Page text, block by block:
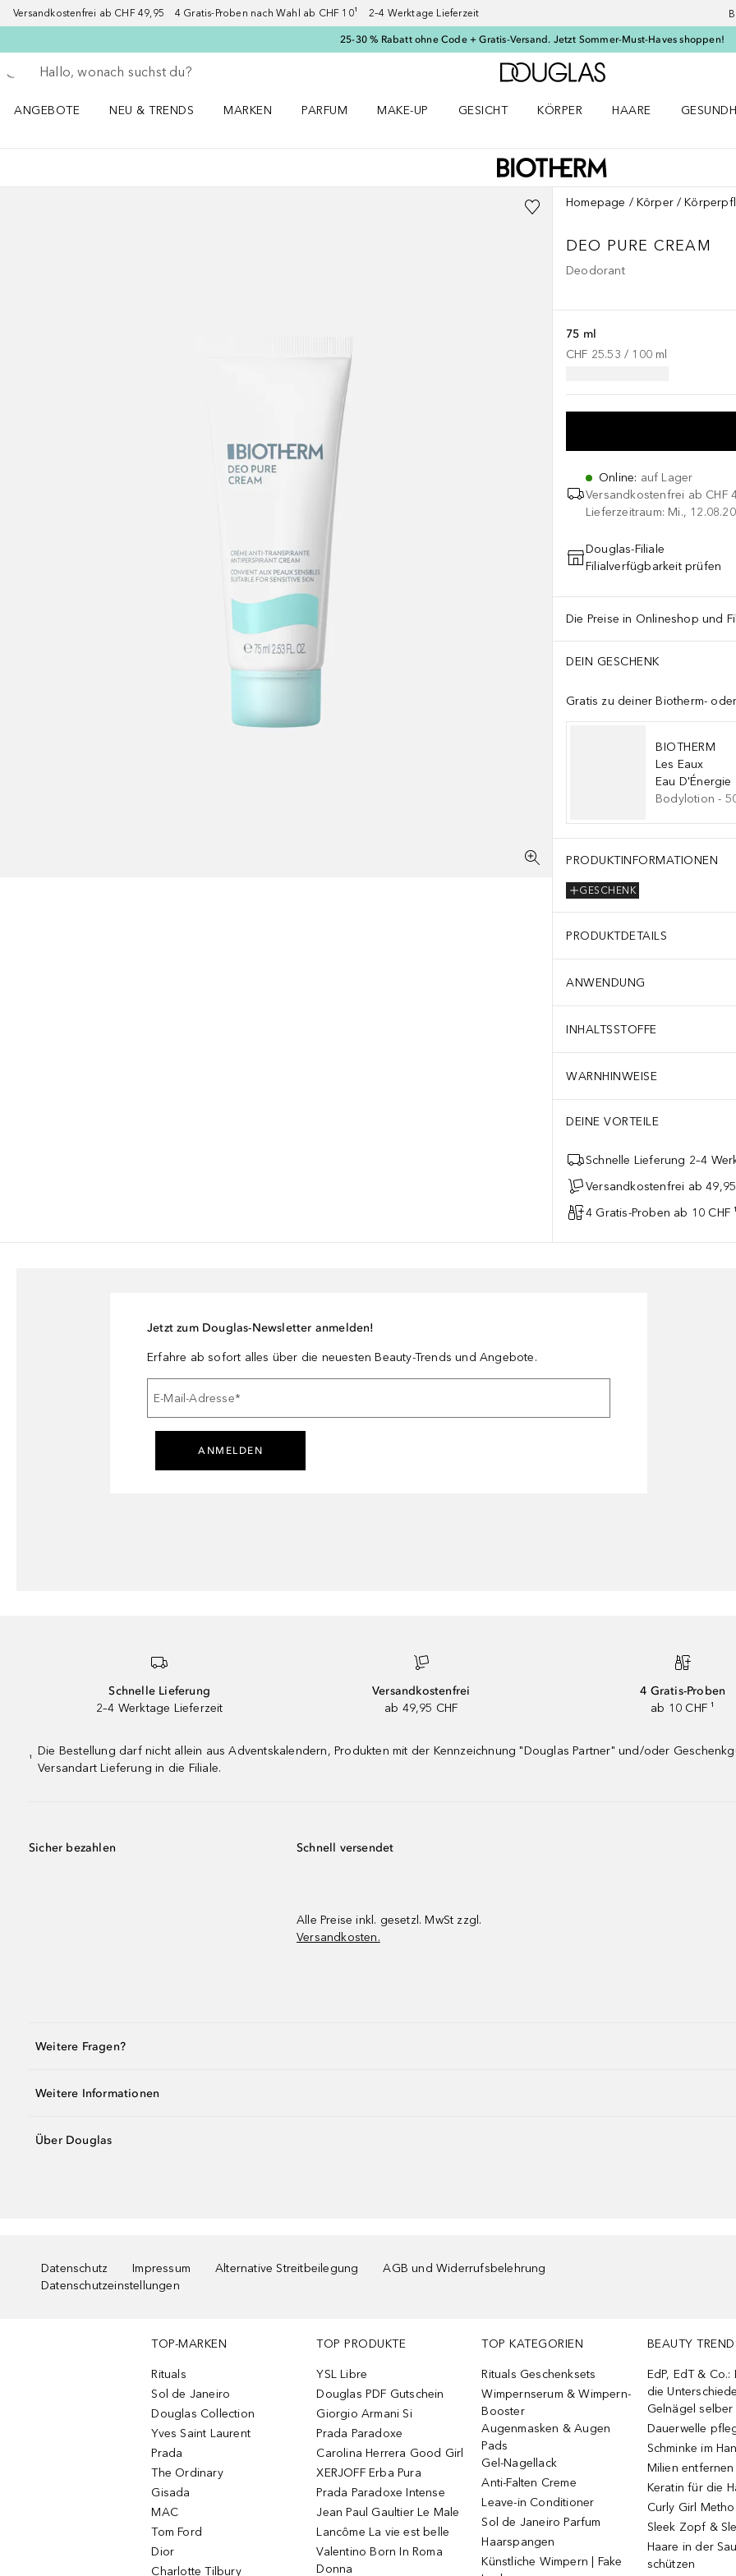
Versandkostenfrei ab CHF 49,95 4 Gratis-Proben nach Wahl ab CHF 10¹ 2–4 Werktage Lieferzeit
25-30 % Rabatt ohne Code + Gratis-Versand. Jetzt Sommer-Must-Haves shoppen!
Gehe zurück
Suche ausführen
Zur Douglas Startseite
ANGEBOTE
NEU & TRENDS
MARKEN
PARFUM
MAKE-UP
GESICHT
KÖRPER
HAARE
Homepage Körper
DEO PURE CREAM
Deodorant
75 ml
CHF 25.53 / 100 ml
Online: auf Lager
Versandkostenfrei ab CHF
Lieferzeitraum: Mi.,
Douglas-Filiale
Filialverfügbarkeit prüfen
Die Preise in Onlineshop und
DEIN GESCHENK
Gratis zu deiner Biotherm-
BIOTHERM
Les Eaux
Eau D'Énergie
Bodylotion -
PRODUKTINFORMATIONEN
GESCHENK
PRODUKTDETAILS
ANWENDUNG
INHALTSSTOFFE
WARNHINWEISE
DEINE VORTEILE
Schnelle Lieferung 2–4
Versandkostenfrei ab 49,95
4 Gratis-Proben ab 10 CHF
Jetzt zum Douglas-Newsletter anmelden!
Erfahre ab sofort alles über die neuesten Beauty-Trends und Angebote.
E-Mail-Adresse*
ANMELDEN
Schnelle Lieferung
2–4 Werktage Lieferzeit
Versandkostenfrei
ab 49,95 CHF
4 Gratis-Proben
ab 10 CHF ¹
¹
Die Bestellung darf nicht allein aus Adventskalendern, Produkten mit der Kennzeichnung "Douglas Partner" und/oder
Versandart Lieferung in die Filiale.
Sicher bezahlen Schnell versendet
Alle Preise inkl. gesetzl. MwSt zzgl.
Versandkosten.
Weitere Fragen?
Weitere Informationen
Über Douglas
Datenschutz Impressum Alternative Streitbeilegung
AGB und Widerrufsbelehrung
Datenschutzeinstellungen
TOP-MARKEN
Rituals
Sol de Janeiro
Douglas Collection
Yves Saint Laurent
Prada
The Ordinary
Gisada
MAC
Tom Ford
Dior
Charlotte Tilbury
TOP PRODUKTE
YSL Libre
Douglas PDF Gutschein
Giorgio Armani Si
Prada Paradoxe
Carolina Herrera Good Girl
XERJOFF Erba Pura
Prada Paradoxe Intense
Jean Paul Gaultier Le Male
Lancôme La vie est belle
Valentino Born In Roma
Donna
TOP KATEGORIEN
Rituals Geschenksets
Wimpernserum & Wimpern-
Booster
Augenmasken & Augen
Pads
Gel-Nagellack
Anti-Falten Creme
Leave-in Conditioner
Sol de Janeiro Parfum
Haarspangen
Künstliche Wimpern | Fake
BEAUTY
EdP, EdT &
die
Gelnägel selber
Dauerwelle
Schminke im
Milien entfernen
Keratin für die
Curly Girl
Sleek Zopf &
Haare in der
schützen